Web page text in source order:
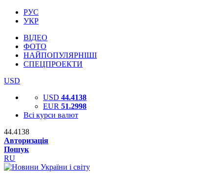
РУС
УКР
ВІДЕО
ФОТО
НАЙПОПУЛЯРНІШІ
СПЕЦПРОЕКТИ
USD
USD 44.4138
EUR 51.2998
Всі курси валют
44.4138
Авторизація
Пошук
RU